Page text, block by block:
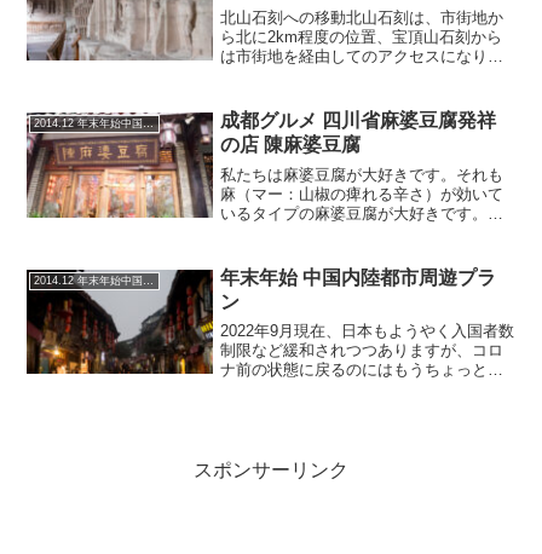
北山石刻への移動北山石刻は、市街地か
ら北に2km程度の位置、宝頂山石刻から
は市街地を経由してのアクセスになりま
いところですが、2014年当時は少なくと
も何もありませ...
2014.12 年末年始中国周遊旅
成都グルメ 四川省麻婆豆腐発祥
の店 陳麻婆豆腐
私たちは麻婆豆腐が大好きです。それも
麻（マー：山椒の痺れる辛さ）が効いて
いるタイプの麻婆豆腐が大好きです。横
豆腐」発祥のお店が、ここ成都の陳麻婆
豆腐というお店と言われて...
年末年始 中国内陸都市周遊プラ
ン
2022年9月現在、日本もようやく入国者数
制限など緩和されつつありますが、コロ
ナ前の状態に戻るのにはもうちょっとか
スポンサーリンク